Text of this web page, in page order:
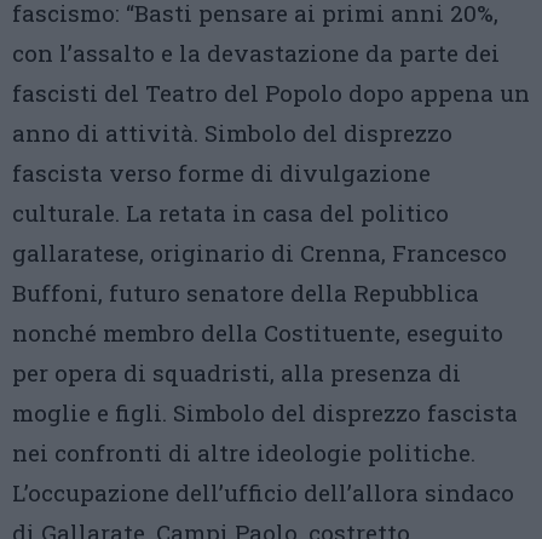
fascismo: “Basti pensare ai primi anni 20%,
con l’assalto e la devastazione da parte dei
fascisti del Teatro del Popolo dopo appena un
anno di attività. Simbolo del disprezzo
fascista verso forme di divulgazione
culturale. La retata in casa del politico
gallaratese, originario di Crenna, Francesco
Buffoni, futuro senatore della Repubblica
nonché membro della Costituente, eseguito
per opera di squadristi, alla presenza di
moglie e figli. Simbolo del disprezzo fascista
nei confronti di altre ideologie politiche.
L’occupazione dell’ufficio dell’allora sindaco
di Gallarate, Campi Paolo, costretto